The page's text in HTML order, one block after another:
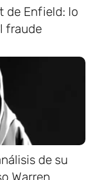
de Enfield: lo
fraude
de su
Warren